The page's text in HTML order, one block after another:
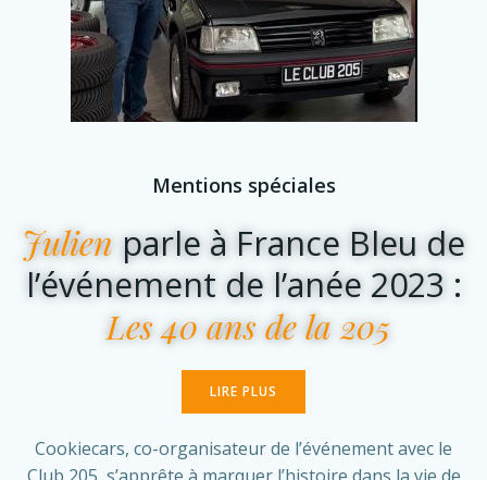
Mentions spéciales
Julien parle à France Bleu de
l’événement de l’anée 2023 :
Les 40 ans de la 205
LIRE PLUS
Cookiecars, co-organisateur de l’événement avec le